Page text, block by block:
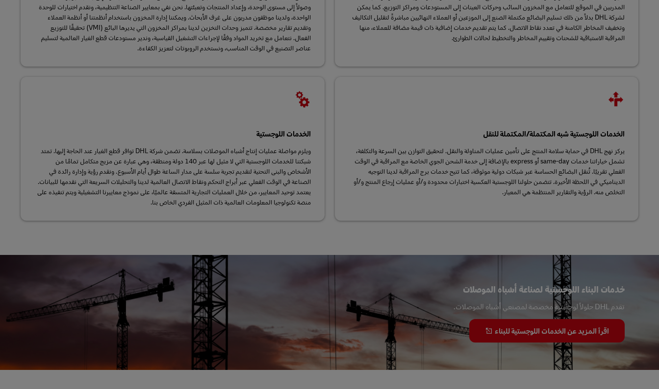
المدربين في الموقع للتعامل مع المخزون السائب وحركات العينات إلى المستودعات ومراكز التوزيع. كما يمكن
لشركة DHL بدلاً من ذلك تسليم البضائع مكتملة الصنع إلى الموزعين أو العملاء النهائيين مباشرةً لتقليل التكاليف
وتخفيف المخاطر الكامنة في تعدد نقاط الاتصال. كما يتم تقديم خدمات إضافية ذات قيمة مضافة للعملاء، منها
المراقبة الاستباقية للشحنات وتقييم المخاطر والتخطيط لحالات الطوارئ.
وصولاً إلى مستوى الوحدة، وإعداد المنتجات وتعبئتها. نحن نفي بمعايير الصناعة التنظيمية، ونقدم اختيارات للوحدة
الواحدة، ولدينا موظفون مدربون على غرف الأبحاث. ويمكننا إدارة المخزون باستخدام أنظمتنا أو أنظمة العملاء
وتقديم تقارير مخصصة. تتميز وحدات التخزين لدينا بمراكز المخزون التي يديرها البائع (VMI) تحقيقًا للتوزيع
الفعال. نتعامل مع تخريد المواد وفقًا لإجراءات التشغيل القياسية، وندير مستودعات قطع الغيار العالمية لتسليم
عناصر التصنيع في الوقت المناسب، ونستخدم الروبوتات لتعزيز الكفاءة.
الخدمات اللوجستية شبه المكتملة/المكتملة للنقل
يركز نهج DHL في حماية سلامة المنتج على تأمين عمليات المناولة والنقل. لتحقيق التوازن بين السرعة والتكلفة،
تشمل خياراتنا خدمات same-day أو express بالإضافة إلى خدمة الشحن الجوي الخاصة مع المراقبة في الوقت
الفعلي تقريبًا. تُنقل البضائع الحساسة عبر شبكات دولية موثوقة، كما تتيح خدمات برج المراقبة لدينا التوجيه
الديناميكي في اللحظة الأخيرة. تتضمن حلولنا اللوجستية العكسية اختبارات محدودة و/أو عمليات إرجاع المنتج و/أو
التخلص منه. الرؤية والتقارير المنتظمة هي المعيار.
الخدمات اللوجستية
ويلزم مواصلة عمليات إنتاج أشباه الموصلات بسلاسة. تضمن شركة DHL توافر قطع الغيار عند الحاجة إليها. تمتد
شبكتنا للخدمات اللوجستية التي لا مثيل لها عبر 140 دولة ومنطقة، وهي عبارة عن مزيج متكامل تمامًا من
الأشخاص والبنى التحتية لتقديم تجربة سلسة على مدار الساعة طوال أيام الأسبوع. ونقدم رؤية وإدارة رائدة في
الصناعة في الوقت الفعلي عبر أبراج التحكم ونقاط الاتصال العالمية لدينا والتحليلات السريعة التي نقدمها للبيانات.
يعتمد توحيد المعايير، من خلال العمليات التجارية المتسقة عالميًا، على نموذج معاييرنا التشغيلية ويتم تنفيذه على
منصة تكنولوجيا المعلومات العالمية ذات المثيل الفردي الخاص بنا.
خدمات البناء اللوجستية لصناعة أشباه الموصلات
تقدم DHL حلولاً لوجستية مخصصة لمصنعي أشباه الموصلات.
اقرأ المزيد عن الخدمات اللوجستية للبناء